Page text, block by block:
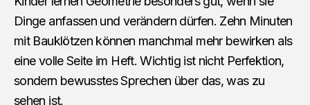
Dinge anfassen und verändern dürfen. Zehn Minuten
mit Bauklötzen können manchmal mehr bewirken als
eine volle Seite im Heft. Wichtig ist nicht Perfektion,
sondern bewusstes Sprechen über das, was zu
sehen ist.